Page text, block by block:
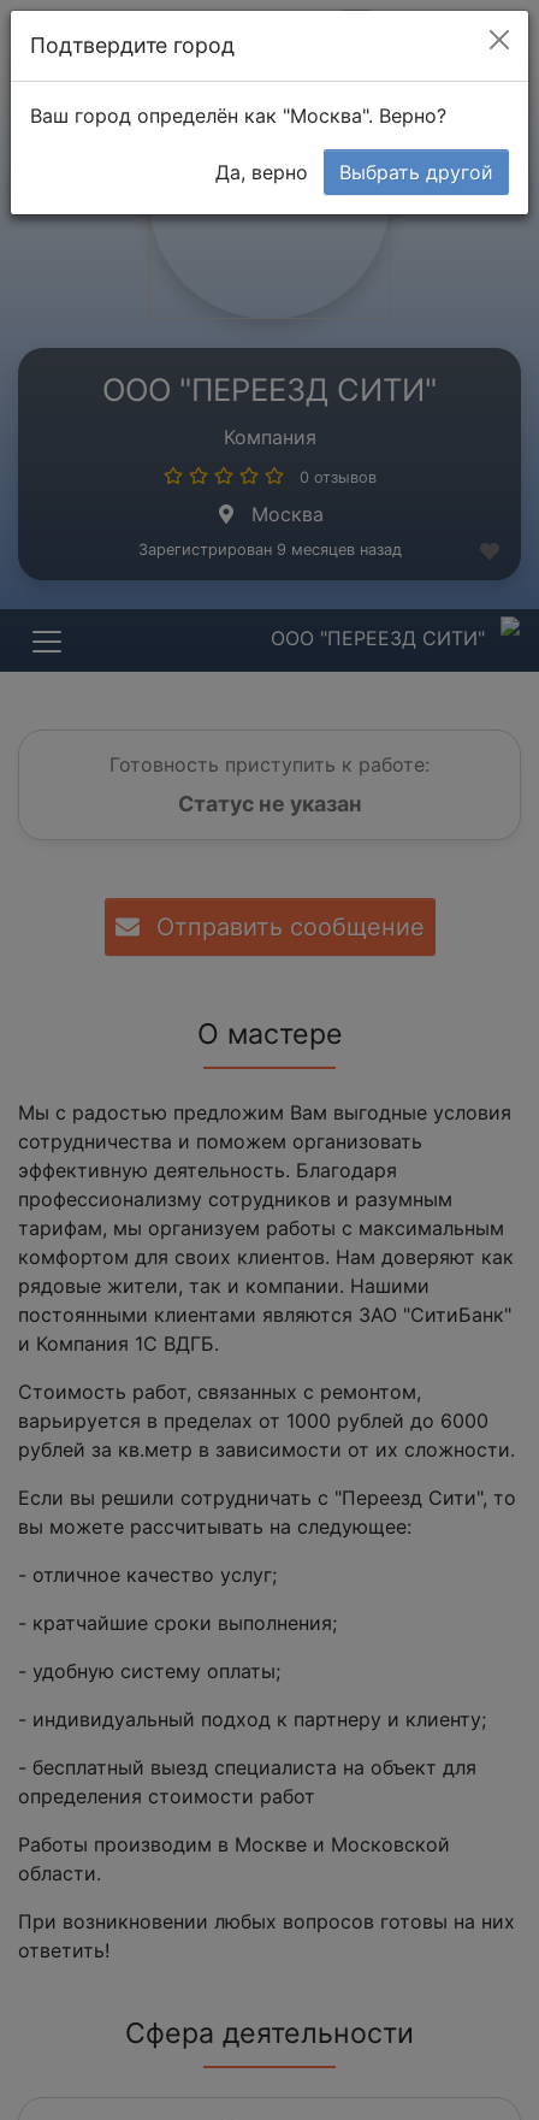
ООО "ПЕРЕЕЗД СИТИ"
Компания
0 отзывов
Москва
Зарегистрирован 9 месяцев назад
ООО "ПЕРЕЕЗД СИТИ"
Готовность приступить к работе:
Статус не указан
Отправить сообщение
О мастере
Мы с радостью предложим Вам выгодные условия
сотрудничества и поможем организовать
эффективную деятельность. Благодаря
профессионализму сотрудников и разумным
тарифам, мы организуем работы с максимальным
комфортом для своих клиентов. Нам доверяют как
рядовые жители, так и компании. Нашими
постоянными клиентами являются ЗАО "СитиБанк"
и Компания 1С ВДГБ.
Стоимость работ, связанных с ремонтом,
варьируется в пределах от 1000 рублей до 6000
рублей за кв.метр в зависимости от их сложности.
Если вы решили сотрудничать с "Переезд Сити", то
вы можете рассчитывать на следующее:
- отличное качество услуг;
- кратчайшие сроки выполнения;
- удобную систему оплаты;
- индивидуальный подход к партнеру и клиенту;
- бесплатный выезд специалиста на объект для
определения стоимости работ
Работы производим в Москве и Московской
области.
При возникновении любых вопросов готовы на них
ответить!
Сфера деятельности
Подтвердите город
Ваш город определён как "Москва". Верно?
Да, верно Выбрать другой